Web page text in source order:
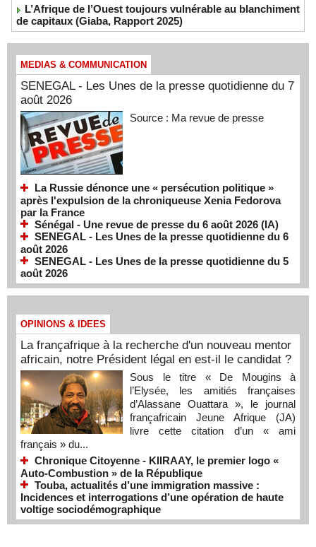
L’Afrique de l’Ouest toujours vulnérable au blanchiment
de capitaux (Giaba, Rapport 2025)
MEDIAS & COMMUNICATION
SENEGAL - Les Unes de la presse quotidienne du 7
août 2026
Source : Ma revue de presse
La Russie dénonce une « persécution politique »
après l'expulsion de la chroniqueuse Xenia Fedorova
par la France
Sénégal - Une revue de presse du 6 août 2026 (IA)
SENEGAL - Les Unes de la presse quotidienne du 6
août 2026
SENEGAL - Les Unes de la presse quotidienne du 5
août 2026
OPINIONS & IDEES
La françafrique à la recherche d'un nouveau mentor
africain, notre Président légal en est-il le candidat ?
Sous le titre « De Mougins à
l’Elysée, les amitiés françaises
d’Alassane Ouattara », le journal
françafricain Jeune Afrique (JA)
livre cette citation d’un « ami
français » du...
Chronique Citoyenne - KIIRAAY, le premier logo «
Auto-Combustion » de la République
Touba, actualités d’une immigration massive :
Incidences et interrogations d’une opération de haute
voltige sociodémographique